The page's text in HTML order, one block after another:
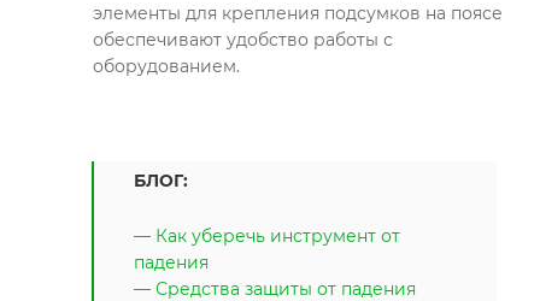
элементы для крепления подсумков на поясе
обеспечивают удобство работы с
оборудованием.
БЛОГ:
— Как уберечь инструмент от
падения
— Средства защиты от падения